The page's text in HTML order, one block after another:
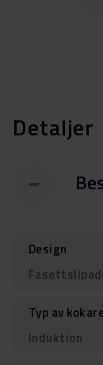
Detaljer
Design
Typ av
Induktion